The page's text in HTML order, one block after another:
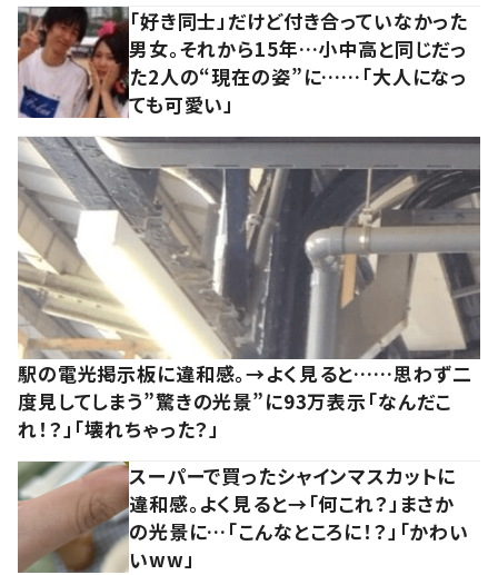
「好き同士」だけど付き合っていなかった
男女。それから15年…小中高と同じだっ
た2人の“現在の姿”に……「大人になっ
ても可愛い」
駅の電光掲示板に違和感。→よく見ると……思わず二
度見してしまう”驚きの光景”に93万表示「なんだこ
れ！？」「壊れちゃった？」
スーパーで買ったシャインマスカットに
違和感。よく見ると→「何これ？」まさか
の光景に…「こんなところに！？」「かわい
いww」